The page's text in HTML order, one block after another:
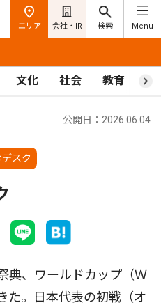
エリア 会社・IR 検索 Menu
文化 社会 教育 ス
スク
公開日：2026.06.04
典、ワールドカップ（Ｗ
た。日本代表の初戦（オ